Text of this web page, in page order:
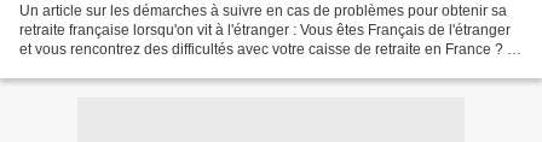
Un article sur les démarches à suivre en cas de problèmes pour obtenir sa
retraite française lorsqu'on vit à l'étranger : Vous êtes Français de l'étranger
et vous rencontrez des difficultés avec votre caisse de retraite en France ? Il